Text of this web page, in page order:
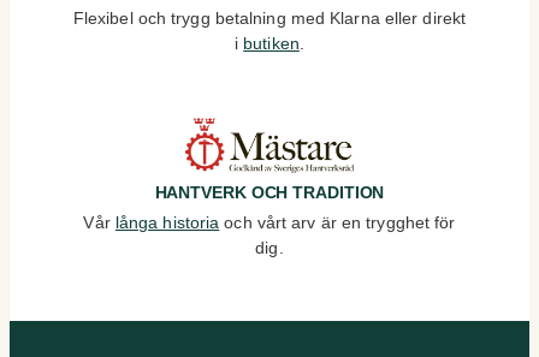
Flexibel och trygg betalning med Klarna eller direkt
i butiken.
HANTVERK OCH TRADITION
Vår långa historia och vårt arv är en trygghet för
dig.